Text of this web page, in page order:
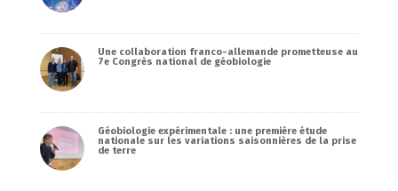
Une collaboration franco-allemande prometteuse au
7e Congrès national de géobiologie
Géobiologie expérimentale : une première étude
nationale sur les variations saisonnières de la prise
de terre